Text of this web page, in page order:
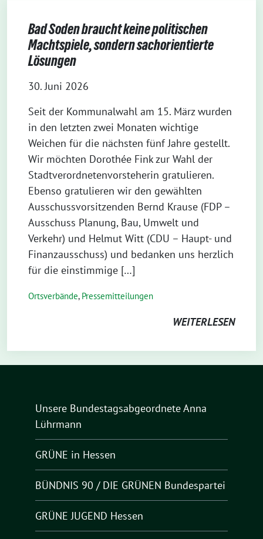
Bad Soden braucht keine politischen
Machtspiele, sondern sachorientierte
Lösungen
30. Juni 2026
Seit der Kommunalwahl am 15. März wurden
in den letzten zwei Monaten wichtige
Weichen für die nächsten fünf Jahre gestellt.
Wir möchten Dorothée Fink zur Wahl der
Stadtverordnetenvorsteherin gratulieren.
Ebenso gratulieren wir den gewählten
Ausschussvorsitzenden Bernd Krause (FDP –
Ausschuss Planung, Bau, Umwelt und
Verkehr) und Helmut Witt (CDU – Haupt- und
Finanzausschuss) und bedanken uns herzlich
für die einstimmige […]
Ortsverbände, Pressemitteilungen
WEITERLESEN
Unsere Bundestagsabgeordnete Anna
Lührmann
GRÜNE in Hessen
BÜNDNIS 90 / DIE GRÜNEN Bundespartei
GRÜNE JUGEND Hessen